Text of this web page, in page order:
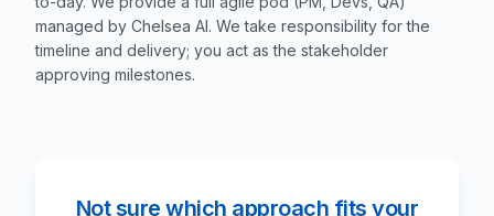
managed by Chelsea AI. We take responsibility for the
timeline and delivery; you act as the stakeholder
approving milestones.
Not sure which approach fits your